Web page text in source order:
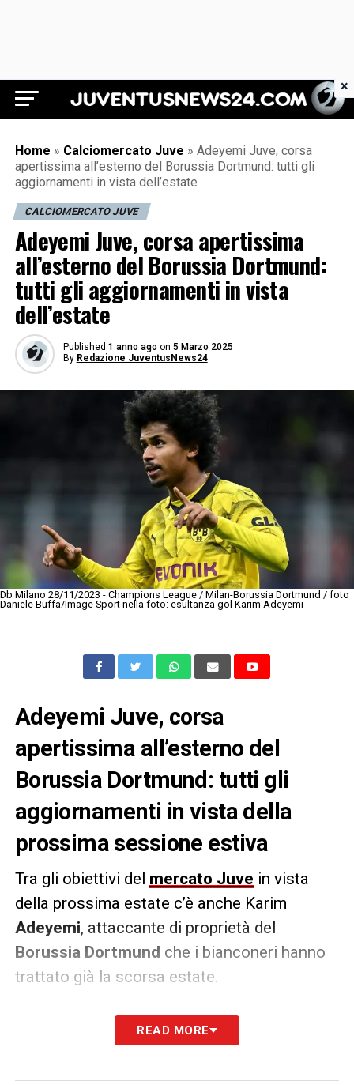
Juventus News 24
Home » Calciomercato Juve » Adeyemi Juve, corsa
apertissima all’esterno del Borussia Dortmund: tutti gli
aggiornamenti in vista dell’estate
CALCIOMERCATO JUVE
Adeyemi Juve, corsa apertissima
all’esterno del Borussia Dortmund:
tutti gli aggiornamenti in vista
dell’estate
Published 1 anno ago on 5 Marzo 2025
By Redazione JuventusNews24
Db Milano 28/11/2023 - Champions League / Milan-Borussia Dortmund / foto
Daniele Buffa/Image Sport nella foto: esultanza gol Karim Adeyemi
Adeyemi Juve, corsa
apertissima all’esterno del
Borussia Dortmund: tutti gli
aggiornamenti in vista della
prossima sessione estiva
Tra gli obiettivi del mercato Juve in vista
della prossima estate c’è anche Karim
Adeyemi, attaccante di proprietà del
Borussia Dortmund che i bianconeri hanno
trattato già la scorsa estate.
Ci sarà da tenere in fortissima
considerazione anche ilNapoli. Secondo
READ MORE
×